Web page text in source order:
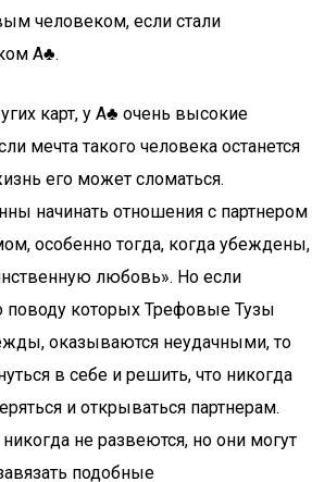
человеком, если стали
А♣.
карт, у А♣ очень высокие
мечта такого человека останется
его может сломаться.
начинать отношения с партнером
особенно тогда, когда убеждены,
любовь». Но если
поводу которых Трефовые Тузы
оказываются неудачными, то
в себе и решить, что никогда
и открываться партнерам.
не развеются, но они могут
подобные